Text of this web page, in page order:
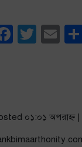
০১:০১ অপরাহ্ণ